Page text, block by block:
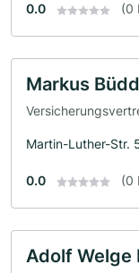
0.0 (0
Markus
Martin-Luther-Str.
0.0 (0
Adolf Welge